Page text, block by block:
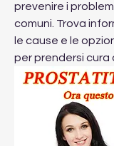
prevenire i
comuni. Trova
le cause e le
per prendersi cura